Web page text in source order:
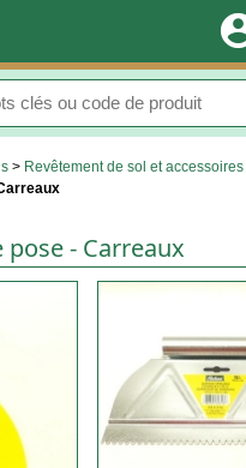
> Revêtement de sol et
- Carreaux